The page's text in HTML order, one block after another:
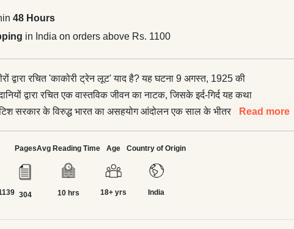
48 Hours
in India on orders above Rs. 1100
रचित 'काकोरी ट्रेन लूट' याद है? यह घटना 9 अगस्त, 1925 की
द्वारा रचित एक वास्तविक जीवन का नाटक, जिसके इर्द-गिर्द यह कथा
युवा स्वतंत्रता सेनानी निराश हो गए। इस धोखे ने बड़ी संख्या में
जन्म दिया, जिन्होंने भारत में सत्तारूढ़ अंग्रेजों के विरुद्ध अकेले ही अपनी पूरी
की बगल में काकोरी
भारतीय रेल के खजाने को लूट लिया। भारत के स्वतंत्रता संग्राम के
Read more
Pages
304
Avg Reading Time
10 hrs
Age
18+ yrs
Country of Origin
India